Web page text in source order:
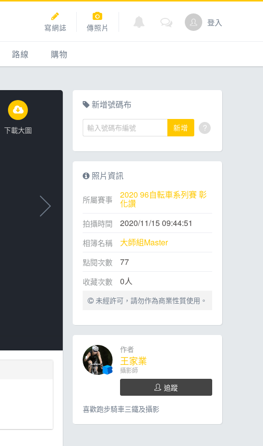
寫網誌 傳照片 登入
路線
平路＋爬坡
爬坡
越野
購物
點數商城
下載大圖
新增號碼布
新增 ?
照片資訊
所屬賽事 2020 96自転車系列賽 彰
化讚
拍攝時間 2020/11/15 09:44:51
相簿名稱 大師組Master
點閱次數 77
收藏次數 0人
未經許可，請勿作為商業性質使用。
作者
王家業
攝影師
追蹤
喜歡跑步騎車三鐵及攝影